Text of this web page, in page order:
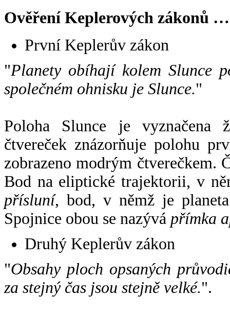
Ověření Keplerových zákonů …
První Keplerův zákon
"Planety obíhají kolem Slunce
společném ohnisku je Slunce."
Poloha Slunce je vyznačena
čtvereček znázorňuje polohu
zobrazeno modrým čtverečkem.
Bod na eliptické trajektorii, v
přísluní, bod, v němž je
Spojnice obou se nazývá přímka
Druhý Keplerův zákon
"Obsahy ploch opsaných
za stejný čas jsou stejně velké.".